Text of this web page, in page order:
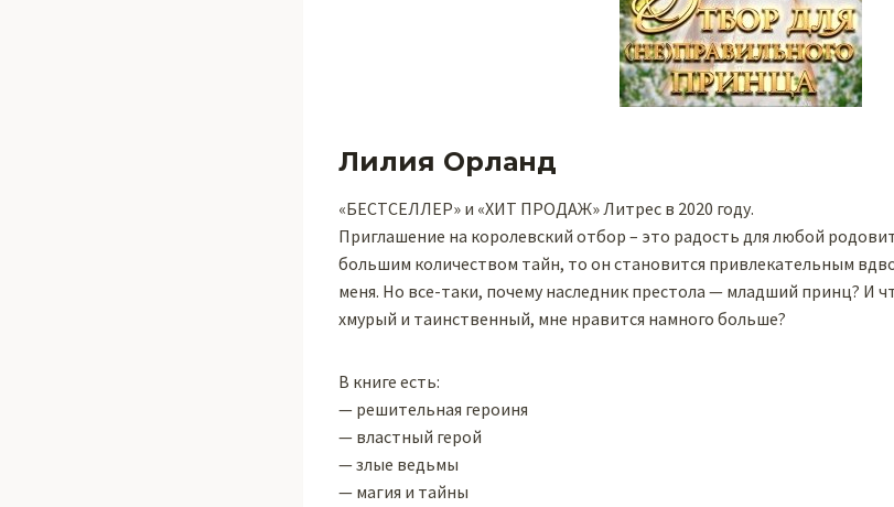
Лилия Орланд
«БЕСТСЕЛЛЕР» и «ХИТ ПРОДАЖ» Литрес в 2020 году.
Приглашение на королевский отбор – это радость для любой
большим количеством тайн, то он становится привлекательным
меня. Но все-таки, почему наследник престола — младший принц? И
хмурый и таинственный, мне нравится намного больше?
В книге есть:
— решительная героиня
— властный герой
— злые ведьмы
— магия и тайны